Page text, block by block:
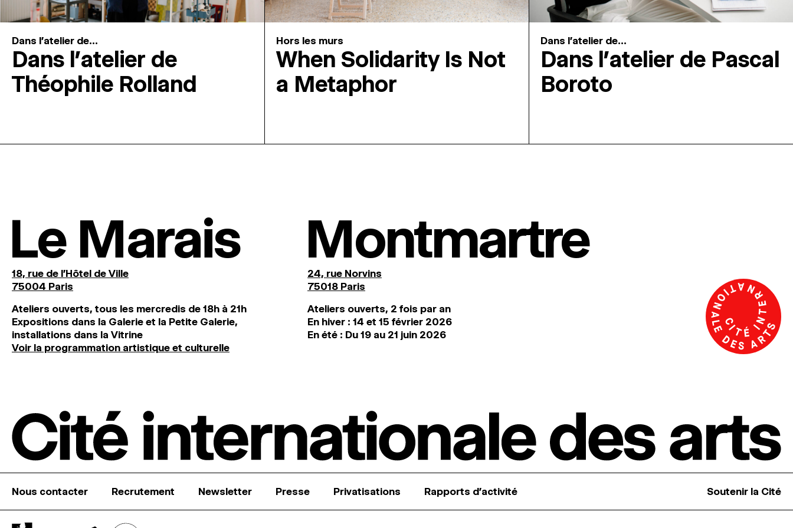
Dans l'atelier de...
Dans l’atelier de
Théophile Rolland
Hors les murs
When Solidarity Is Not
a Metaphor
Dans l'atelier de...
Dans l’atelier de Pascal
Boroto
Le Marais
18, rue de l'Hôtel de Ville
75004 Paris
Ateliers ouverts, tous les mercredis de 18h à 21h
Expositions dans la Galerie et la Petite Galerie,
installations dans la Vitrine
Voir la programmation artistique et culturelle
Montmartre
24, rue Norvins
75018 Paris
Ateliers ouverts, 2 fois par an
En hiver : 14 et 15 février 2026
En été : Du 19 au 21 juin 2026
Nous contacter Recrutement Newsletter Presse Privatisations Rapports d’activité Soutenir la Cité